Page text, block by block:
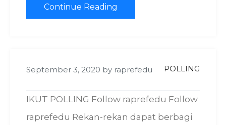
Continue Reading
September 3, 2020 by raprefedu POLLING
IKUT POLLING Follow raprefedu Follow
raprefedu Rekan-rekan dapat berbagi